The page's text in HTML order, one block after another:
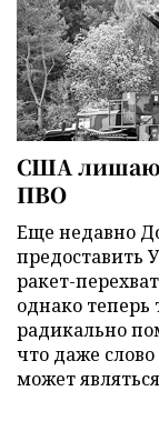
США
ПВО
Еще недавно
предоставить
ракет-
однако теперь
радикально
что даже
может